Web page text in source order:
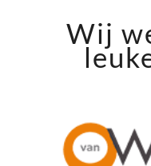
Wij